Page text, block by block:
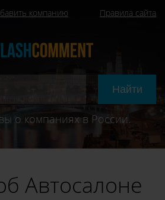
компанию Правила сайта
о компаниях в России.
Автосалоне